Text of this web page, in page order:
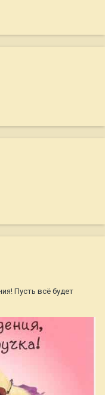
Пусть всё будет